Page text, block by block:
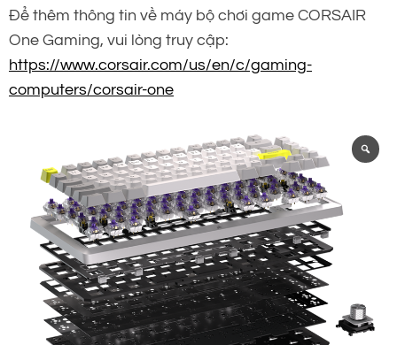
Để thêm thông tin về máy bộ chơi game CORSAIR
One Gaming, vui lòng truy cập:
https://www.corsair.com/us/en/c/gaming-
computers/corsair-one